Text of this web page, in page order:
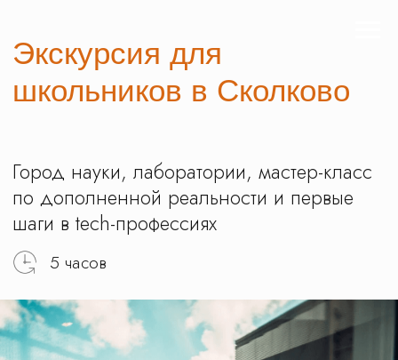
шаги в tech-профессиях
Экскурсия для
школьников в Сколково